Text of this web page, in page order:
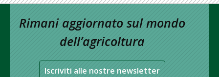
Rimani aggiornato sul mondo
dell’agricoltura
Iscriviti alle nostre newsletter